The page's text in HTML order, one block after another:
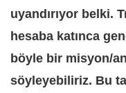
uyandırıyor belki.
hesaba katınca
böyle bir misyon/
söyleyebiliriz. Bu